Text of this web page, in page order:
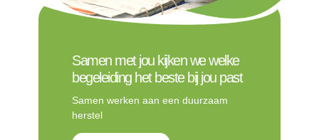
Samen met jou kijken we welke
begeleiding het beste bij jou past
Samen werken aan een duurzaam
herstel